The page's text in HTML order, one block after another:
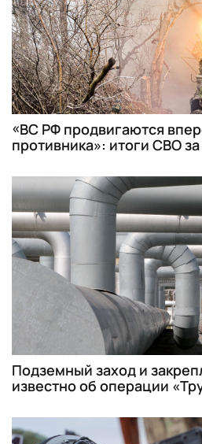
«ВС РФ продвигаются
противника»: итоги СВО
Подземный заход и
известно об операции